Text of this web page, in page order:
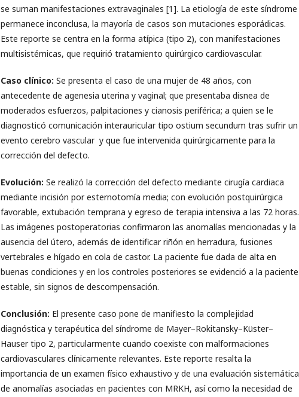
se suman manifestaciones extravaginales [1]. La etiología de este síndrome
permanece inconclusa, la mayoría de casos son mutaciones esporádicas.
Este reporte se centra en la forma atípica (tipo 2), con manifestaciones
multisistémicas, que requirió tratamiento quirúrgico cardiovascular.
Caso clínico: Se presenta el caso de una mujer de 48 años, con
antecedente de agenesia uterina y vaginal; que presentaba disnea de
moderados esfuerzos, palpitaciones y cianosis periférica; a quien se le
diagnosticó comunicación interauricular tipo ostium secundum tras sufrir un
evento cerebro vascular y que fue intervenida quirúrgicamente para la
corrección del defecto.
Evolución: Se realizó la corrección del defecto mediante cirugía cardiaca
mediante incisión por esternotomía media; con evolución postquirúrgica
favorable, extubación temprana y egreso de terapia intensiva a las 72 horas.
Las imágenes postoperatorias confirmaron las anomalías mencionadas y la
ausencia del útero, además de identificar riñón en herradura, fusiones
vertebrales e hígado en cola de castor. La paciente fue dada de alta en
buenas condiciones y en los controles posteriores se evidenció a la paciente
estable, sin signos de descompensación.
Conclusión: El presente caso pone de manifiesto la complejidad
diagnóstica y terapéutica del síndrome de Mayer–Rokitansky–Küster–
Hauser tipo 2, particularmente cuando coexiste con malformaciones
cardiovasculares clínicamente relevantes. Este reporte resalta la
importancia de un examen físico exhaustivo y de una evaluación sistemática
de anomalías asociadas en pacientes con MRKH, así como la necesidad de